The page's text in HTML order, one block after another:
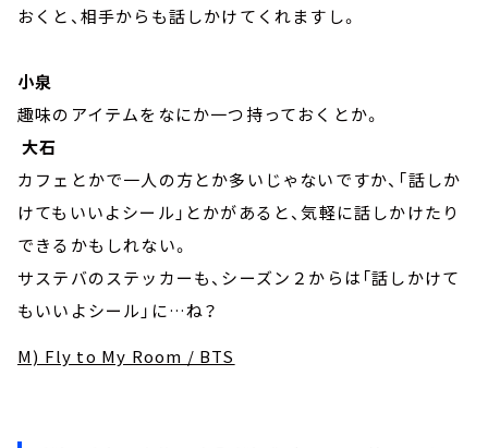
おくと、相手からも話しかけてくれますし。
小泉
趣味のアイテムをなにか一つ持っておくとか。
大石
カフェとかで一人の方とか多いじゃないですか、「話しか
けてもいいよシール」とかがあると、気軽に話しかけたり
できるかもしれない。
サステバのステッカーも、シーズン２からは「話しかけて
もいいよシール」に…ね？
M) Fly to My Room / BTS